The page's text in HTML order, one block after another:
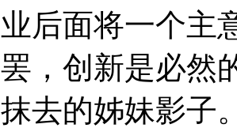
业后面将一个主
罢，创新是必然
抹去的姊妹影子